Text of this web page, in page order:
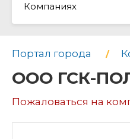
Компаниях
Портал города
ООО ГСК-
Пожаловаться на